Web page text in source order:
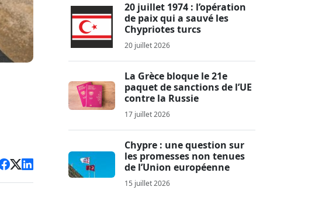
20 juillet 1974 : l’opération
de paix qui a sauvé les
Chypriotes turcs
20 juillet 2026
La Grèce bloque le 21e
paquet de sanctions de l’UE
contre la Russie
17 juillet 2026
Chypre : une question sur
les promesses non tenues
de l’Union européenne
15 juillet 2026